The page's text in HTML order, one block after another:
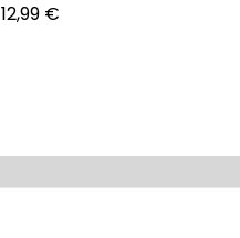
12,99 €